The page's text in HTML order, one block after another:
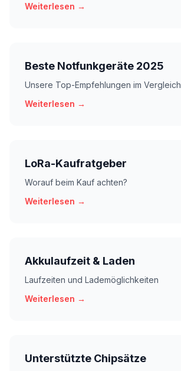
Weiterlesen →
Beste Notfunkgeräte 2025
Unsere Top-Empfehlungen im Vergleich
Weiterlesen →
LoRa-Kaufratgeber
Worauf beim Kauf achten?
Weiterlesen →
Akkulaufzeit & Laden
Laufzeiten und Lademöglichkeiten
Weiterlesen →
Unterstützte Chipsätze